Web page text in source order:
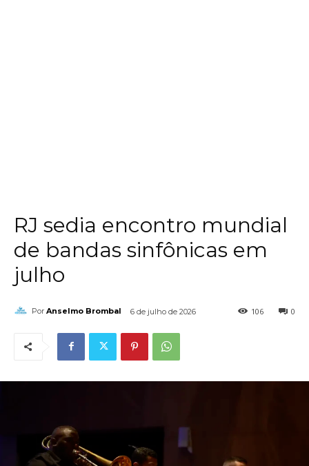
RJ sedia encontro mundial
de bandas sinfônicas em
julho
Por Anselmo Brombal 6 de julho de 2026 0
106